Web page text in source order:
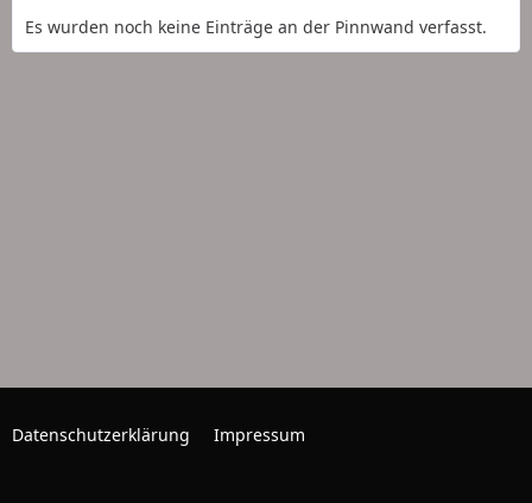
Es wurden noch keine Einträge an der Pinnwand verfasst.
Datenschutzerklärung Impressum